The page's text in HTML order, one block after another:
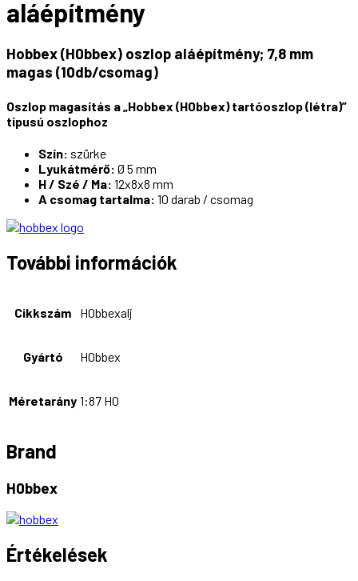
aláépítmény
Hobbex (H0bbex) oszlop aláépítmény; 7,8 mm
magas (10db/csomag)
Oszlop magasítás a „Hobbex (H0bbex) tartóoszlop (létra)”
típusú oszlophoz
Szín: szürke
Lyukátmérő: Ø 5 mm
H / Szé / Ma: 12x8x8 mm
A csomag tartalma: 10 darab / csomag
További információk
Cikkszám H0bbexalj
Gyártó H0bbex
Méretarány 1:87 H0
Brand
H0bbex
Értékelések